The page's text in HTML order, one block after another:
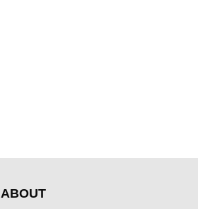
ABOUT